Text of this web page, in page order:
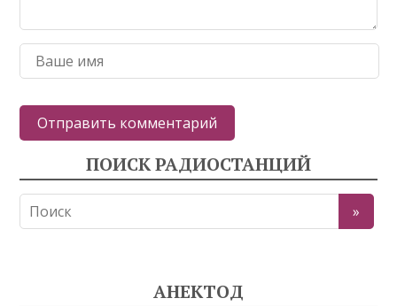
ПОИСК РАДИОСТАНЦИЙ
АНЕКТОД